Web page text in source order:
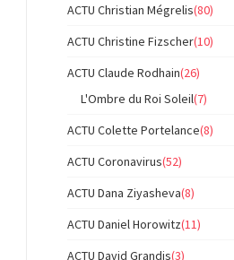
ACTU Christian Mégrelis(80)
ACTU Christine Fizscher(10)
ACTU Claude Rodhain(26)
L'Ombre du Roi Soleil(7)
ACTU Colette Portelance(8)
ACTU Coronavirus(52)
ACTU Dana Ziyasheva(8)
ACTU Daniel Horowitz(11)
ACTU David Grandis(3)